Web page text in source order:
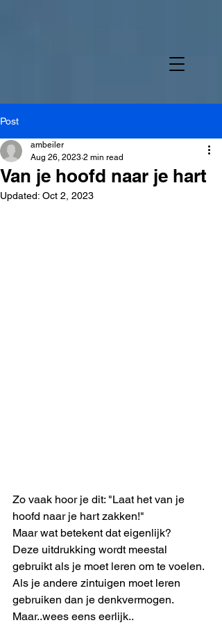
Post
Van je hoofd naar je hart
ambeiler
Aug 26, 2023 2 min read
Updated: Oct 2, 2023
Zo vaak hoor je dit: "Laat het van je
hoofd naar je hart zakken!"
Maar wat betekent dat eigenlijk?
Deze uitdrukking wordt meestal
gebruikt als je moet leren om te voelen.
Als je andere zintuigen moet leren
gebruiken dan je denkvermogen.
Maar..wees eens eerlijk..